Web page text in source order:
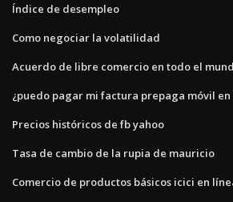
Índice de desempleo
Como negociar la volatilidad
Acuerdo de libre comercio en todo el
¿puedo pagar mi factura prepaga móvil en
Precios históricos de fb yahoo
Tasa de cambio de la rupia de mauricio
Comercio de productos básicos icici en